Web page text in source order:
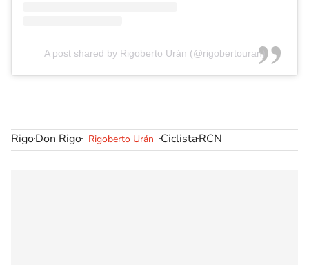
A post shared by Rigoberto Urán (@rigobertouran)
RigoDon Rigo Rigoberto Urán CiclistaRCN